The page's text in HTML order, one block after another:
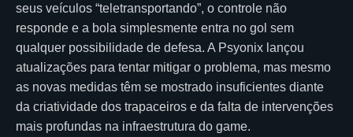
seus veículos “teletransportando”, o controle não
responde e a bola simplesmente entra no gol sem
qualquer possibilidade de defesa. A Psyonix lançou
atualizações para tentar mitigar o problema, mas mesmo
as novas medidas têm se mostrado insuficientes diante
da criatividade dos trapaceiros e da falta de intervenções
mais profundas na infraestrutura do game.